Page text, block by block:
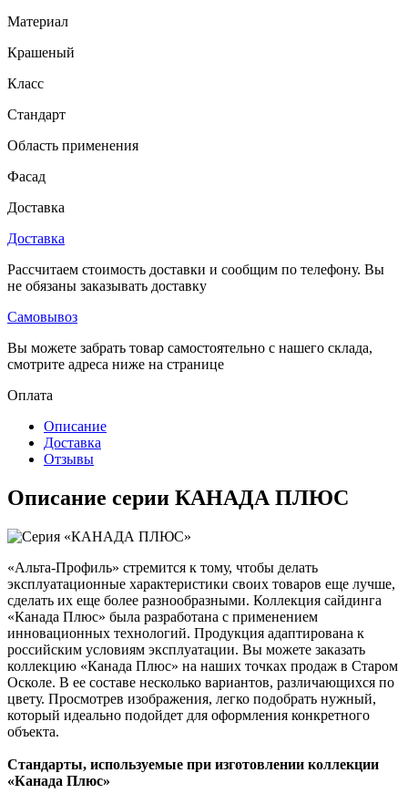
Материал
Крашеный
Класс
Стандарт
Область применения
Фасад
Доставка
Доставка
Рассчитаем стоимость доставки и сообщим по телефону. Вы
не обязаны заказывать доставку
Самовывоз
Вы можете забрать товар самостоятельно с нашего склада,
смотрите адреса ниже на странице
Оплата
Описание
Доставка
Отзывы
Описание серии КАНАДА ПЛЮС
«Альта-Профиль» стремится к тому, чтобы делать
эксплуатационные характеристики своих товаров еще лучше,
сделать их еще более разнообразными. Коллекция сайдинга
«Канада Плюс» была разработана с применением
инновационных технологий. Продукция адаптирована к
российским условиям эксплуатации. Вы можете заказать
коллекцию «Канада Плюс» на наших точках продаж в Старом
Осколе. В ее составе несколько вариантов, различающихся по
цвету. Просмотрев изображения, легко подобрать нужный,
который идеально подойдет для оформления конкретного
объекта.
Стандарты, используемые при изготовлении коллекции
«Канада Плюс»